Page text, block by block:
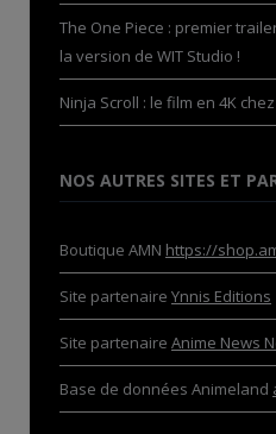
The One Piece : premier
la version de WIT Studio !
Ninja Scroll : le film en 4K
NOS AUTRES SITES ET
Boutique AMN https://
Site partenaire Ynnis Editions
Site partenaire Anime News
Base de données Animeland